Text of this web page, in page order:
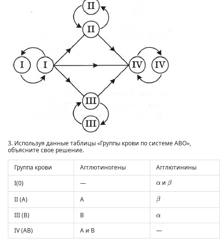
3. Используя данные таблицы «Группы крови по системе АВО»,
объясните свое решение.
Группа крови Агглютиногены
Агглютинины
I(0)
— α
α и β
β
II (А) А β
β
III (B) В α
α
IV (AB) А и В —